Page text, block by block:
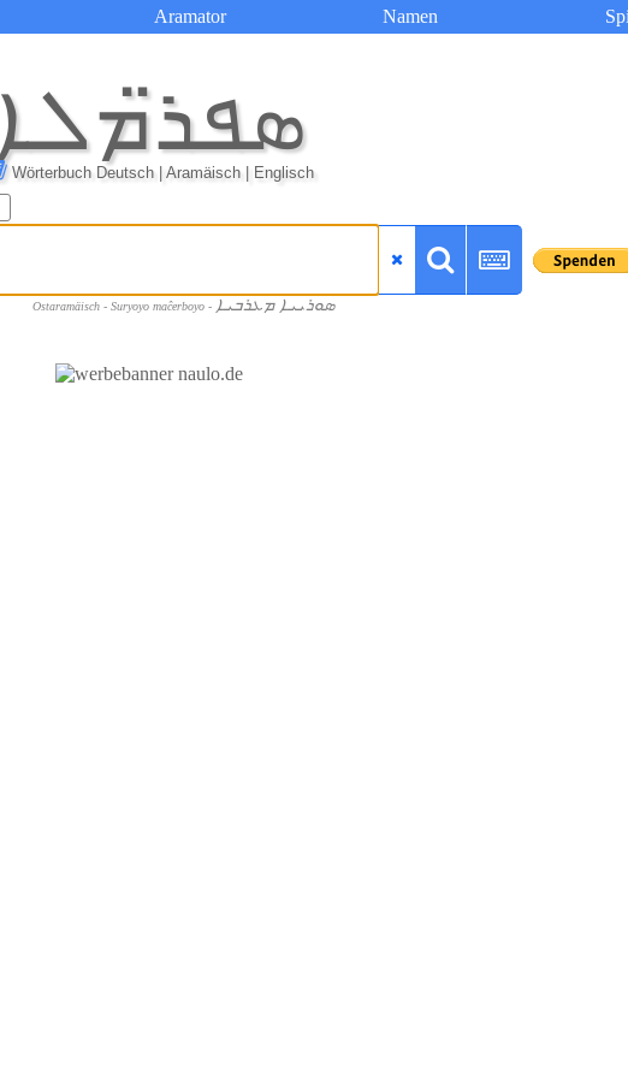
Aramator Namen
ܣܦܪ̈ܡܠܐ
Wörterbuch Deutsch | Aramäisch | Englisch
Ostaramäisch - Suryoyo maĉerboyo - ܣܘܪܝܝܐ ܡܥܪܒܝܐ